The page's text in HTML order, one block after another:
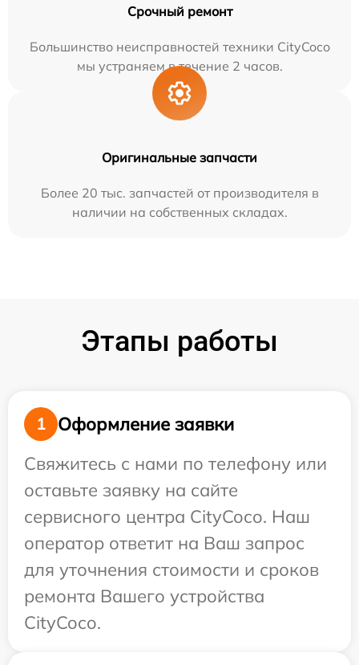
Срочный ремонт
Большинство неисправностей техники CityCoco
мы устраняем в течение 2 часов.
Оригинальные запчасти
Более 20 тыс. запчастей от производителя в
наличии на собственных складах.
Этапы работы
1
Оформление заявки
Свяжитесь с нами по телефону или
оставьте заявку на сайте
сервисного центра CityCoco. Наш
оператор ответит на Ваш запрос
для уточнения стоимости и сроков
ремонта Вашего устройства
CityCoco.